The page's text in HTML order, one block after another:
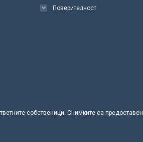
Поверителност
собственици. Снимките са